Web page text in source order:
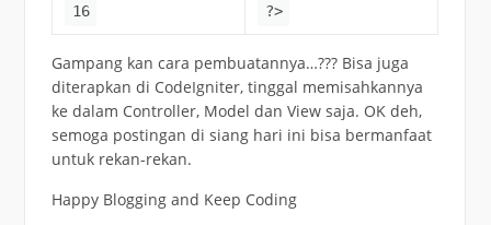
16 ?>
Gampang kan cara pembuatannya…??? Bisa juga
diterapkan di CodeIgniter, tinggal memisahkannya
ke dalam Controller, Model dan View saja. OK deh,
semoga postingan di siang hari ini bisa bermanfaat
untuk rekan-rekan.
Happy Blogging and Keep Coding